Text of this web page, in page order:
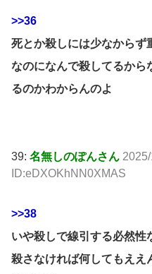
>>36
死とか殺しには少なからず
なのになんで殺してるから
るのかわからんのよ
39: 名無しのぽんさん
ID:eDXOKhNN0XMAS
>>38
いや殺しで線引する必然性
殺さなければ何してもええ